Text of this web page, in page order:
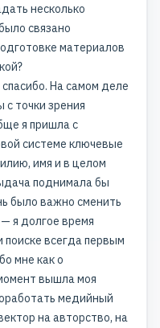
несколько
связано
материалов
На самом деле
с точки зрения
я пришла с
системе ключевые
имя и в целом
поднимала бы
было важно сменить
я долгое время
всегда первым
мне как о
вышла моя
медийный
на авторство, на